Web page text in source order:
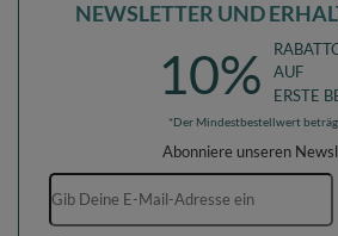
NEWSLETTER UND
10%
AUF
ERSTE
*Der Mindestbestellwert
Abonniere unseren
E-Mail-